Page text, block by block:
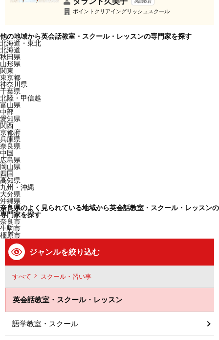
ポイントクリアイングリッシュスクール
他の地域から英会話教室・スクール・レッスンの専門家を探す
北海道・東北
北海道
秋田県
山形県
関東
東京都
神奈川県
千葉県
北陸・甲信越
富山県
中部
愛知県
関西
京都府
兵庫県
奈良県
中国
広島県
岡山県
四国
高知県
九州・沖縄
大分県
沖縄県
奈良県のよく見られている地域から英会話教室・スクール・レッスンの
専門家を探す
奈良市
生駒市
橿原市
ジャンルを絞り込む
すべて スクール・習い事
英会話教室・スクール・レッスン
語学教室・スクール